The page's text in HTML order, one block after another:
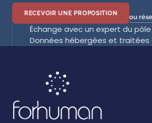
RECEVOIR UNE PROPOSITION ou
Échange avec un expert du
Données hébergées et traitées